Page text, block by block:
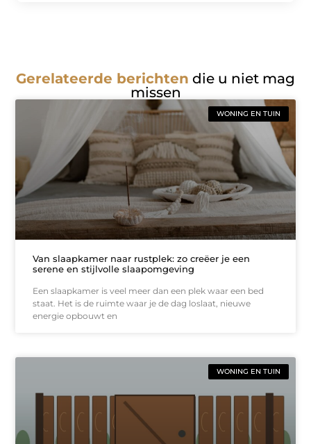
Gerelateerde berichten die u niet mag
missen
WONING EN TUIN
Van slaapkamer naar rustplek: zo creëer je een
serene en stijlvolle slaapomgeving
Een slaapkamer is veel meer dan een plek waar een bed
staat. Het is de ruimte waar je de dag loslaat, nieuwe
energie opbouwt en
WONING EN TUIN